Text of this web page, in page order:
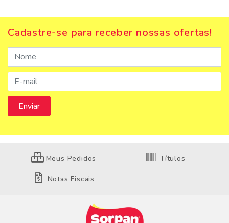
Cadastre-se para receber nossas ofertas!
Meus Pedidos Títulos
Notas Fiscais